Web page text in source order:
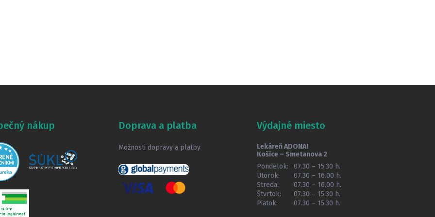
nákup Doprava a platba
Možnosti dopravy a platby
Výdajné miesto
Lekáreň ADONAI
Košice – Smetanova 2
Pondelok:
07.30 – 15.30 h.
Utorok:
07.30 – 16.00 h.
Streda:
07.30 – 16.00 h.
Štvrtok:
07.30 – 15.30 h.
Piatok:
07.30 – 15.30 h.